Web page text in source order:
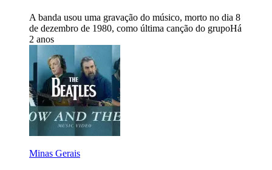
A banda usou uma gravação do músico, morto no dia 8
de dezembro de 1980, como última canção do grupoHá
2 anos
Minas Gerais